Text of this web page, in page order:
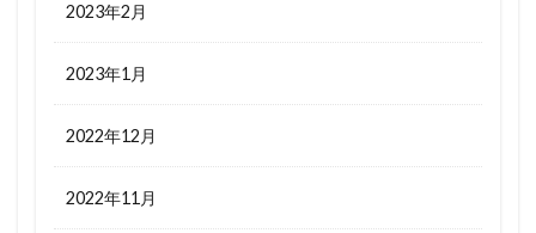
2023年2月
2023年1月
2022年12月
2022年11月